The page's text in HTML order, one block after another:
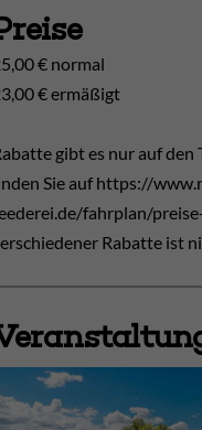
€ normal
€ ermäßigt
gibt es nur auf
Sie auf https://
fahrplan/
Rabatte ist